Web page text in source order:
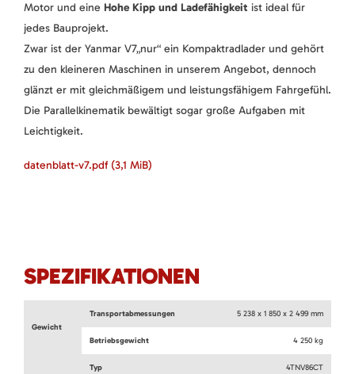
Motor und eine Hohe Kipp und Ladefähigkeit ist ideal für
jedes Bauprojekt.
Zwar ist der Yanmar V7„nur“ ein Kompaktradlader und gehört
zu den kleineren Maschinen in unserem Angebot, dennoch
glänzt er mit gleichmäßigem und leistungsfähigem Fahrgefühl.
Die Parallelkinematik bewältigt sogar große Aufgaben mit
Leichtigkeit.
datenblatt-v7.pdf (3,1 MiB)
SPEZIFIKATIONEN
Gewicht
Transportabmessungen 5 238 x 1 850 x 2 499 mm
Betriebsgewicht 4 250 kg
Typ 4TNV86CT